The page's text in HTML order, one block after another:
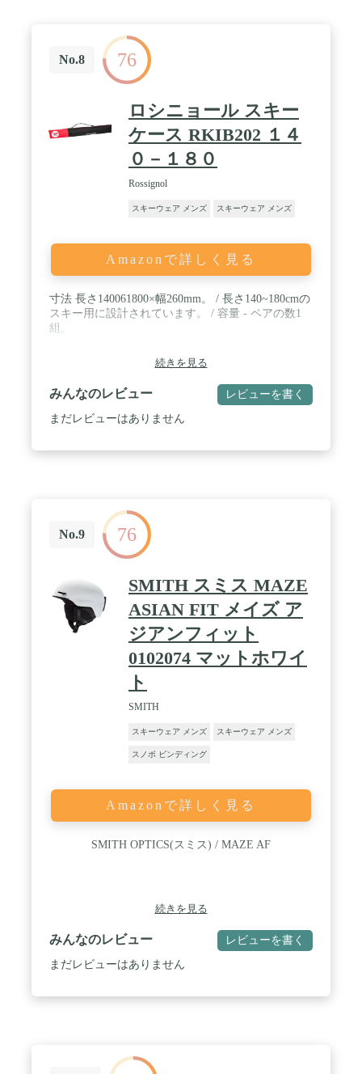
No.8 76
ロシニョール スキー
ケース RKIB202 １４
０－１８０
Rossignol
スキーウェア メンズ スキーウェア メンズ
Amazonで詳しく見る
寸法 長さ140061800×幅260mm。 / 長さ140~180cmの
スキー用に設計されています。 / 容量 - ペアの数1
組。
続きを見る
みんなのレビュー レビューを書く
まだレビューはありません
No.9 76
SMITH スミス MAZE
ASIAN FIT メイズ ア
ジアンフィット
0102074 マットホワイ
ト
SMITH
スキーウェア メンズ スキーウェア メンズ
スノボ ビンディング
Amazonで詳しく見る
SMITH OPTICS(スミス) / MAZE AF
続きを見る
みんなのレビュー レビューを書く
まだレビューはありません